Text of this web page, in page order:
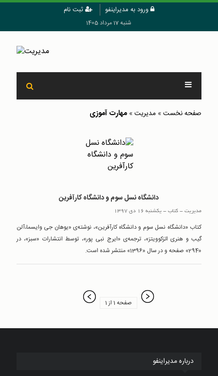
ورود به مدیراینفو ثبت نام
شنبه 17 مرداد 1405
صفحه نخست» مدیریت» مهارت آموزی
دانشگاه نسل سوم و دانشگاه کارآفرین
مدیریت-کتاب-یکشنبه 16 دی 1397
کتاب «دانشگاه نسل سوم و دانشگاه کارآفرین»، نوشته‌ی «یوهان جی وایسما،آلن
گیب و هنری اتزکوویتز»، ترجمه‌ی «ایرج نبی پور»، توسط انتشارات «سبز»، در
«294» صفحه و در سال «1396» منتشر شده است.
صفحه 1 از 1
درباره مدیراینفو